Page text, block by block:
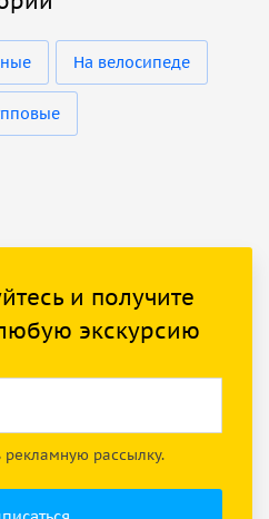
На велосипеде
и получите
экскурсию
рекламную рассылку.